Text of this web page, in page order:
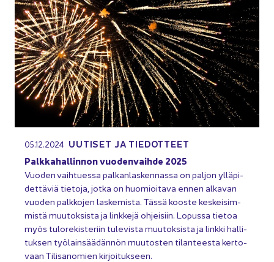
05.12.2024 UU­TI­SET JA TIE­DOT­TEET
Palk­ka­hal­lin­non vuo­den­vaih­de 2025
Vuo­den vaih­tues­sa pal­kan­las­ken­nas­sa on pal­jon yl­lä­pi­
det­tä­viä tie­to­ja, jotka on huo­mioi­ta­va ennen al­ka­van
vuo­den palk­ko­jen las­ke­mis­ta. Tässä koos­te kes­kei­sim­
mis­tä muu­tok­sis­ta ja link­ke­jä oh­jei­siin. Lo­pus­sa tie­toa
myös tu­lo­re­kis­te­riin tu­le­vis­ta muu­tok­sis­ta ja link­ki hal­li­
tuk­sen työ­lain­sää­dän­nön muu­tos­ten ti­lan­tees­ta ker­to­
vaan Ti­li­sa­no­mien kir­joi­tuk­seen.